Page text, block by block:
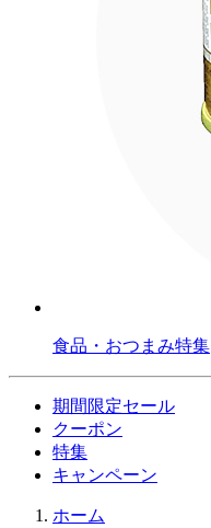
食品・おつまみ特集
期間限定セール
クーポン
特集
キャンペーン
ホーム